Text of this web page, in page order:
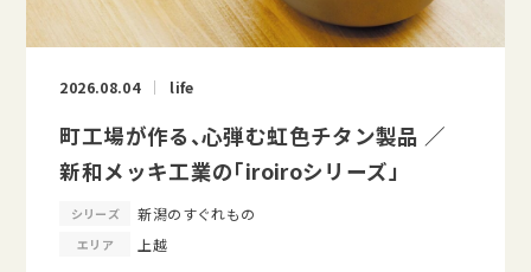
2026.08.04 life
町工場が作る、心弾む虹色チタン製品 ／
新和メッキ工業の「iroiroシリーズ」
シリーズ 新潟のすぐれもの
エリア 上越